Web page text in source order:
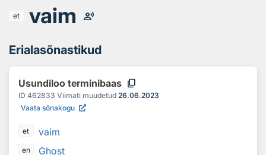
et vaim record_voice_over
Erialasõnastikud
Usundiloo terminibaas content_copy
ID 462833 Viimati muudetud 26.06.2023
Vaata sõnakogu
et vaim
en Ghost